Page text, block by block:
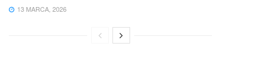
13 MARCA, 2026